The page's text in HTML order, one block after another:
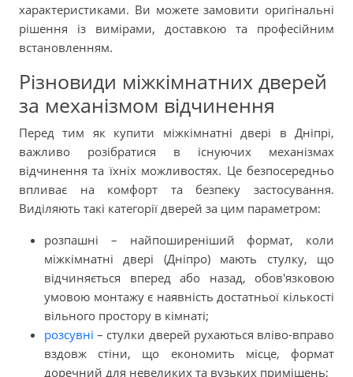
характеристиками. Ви можете замовити оригінальні
рішення із вимірами, доставкою та професійним
встановленням.
Різновиди міжкімнатних дверей
за механізмом відчинення
Перед тим як купити міжкімнатні двері в Дніпрі,
важливо розібратися в існуючих механізмах
відчинення та їхніх можливостях. Це безпосередньо
впливає на комфорт та безпеку застосування.
Виділяють такі категорії дверей за цим параметром:
розпашні – найпоширеніший формат, коли
міжкімнатні двері (Дніпро) мають стулку, що
відчиняється вперед або назад, обов'язковою
умовою монтажу є наявність достатньої кількості
вільного простору в кімнаті;
розсувні – стулки дверей рухаються вліво-вправо
вздовж стіни, що економить місце, формат
доречний для невеликих та вузьких приміщень;